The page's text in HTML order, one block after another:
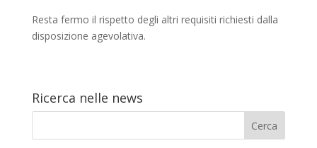
Resta fermo il rispetto degli altri requisiti richiesti dalla
disposizione agevolativa.
Ricerca nelle news